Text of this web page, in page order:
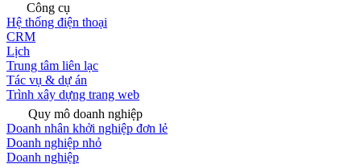
Công cụ
Hệ thống điện thoại
CRM
Lịch
Trung tâm liên lạc
Tác vụ & dự án
Trình xây dựng trang web
Quy mô doanh nghiệp
Doanh nhân khởi nghiệp đơn lẻ
Doanh nghiệp nhỏ
Doanh nghiệp